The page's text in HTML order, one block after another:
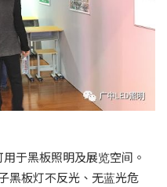
于黑板照明及展览空间。
黑板灯不反光、无蓝光危